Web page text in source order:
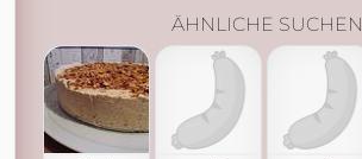
ÄHNLICHE SUCHEN